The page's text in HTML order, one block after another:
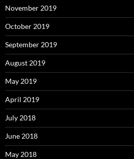
November 2019
October 2019
September 2019
August 2019
May 2019
April 2019
July 2018
June 2018
May 2018